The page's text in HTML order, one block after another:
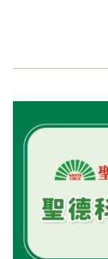
因為飲食不
壞菌增加，
我們都知道要
益生菌（
當數量足夠
存，為有益
酸菌和部分
益生菌對我
能，還可以